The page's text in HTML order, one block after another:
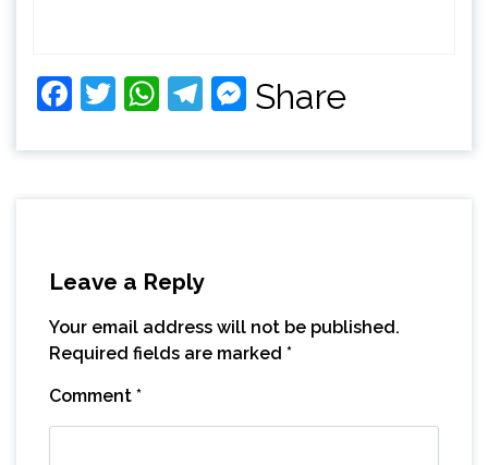
Facebook
Twitter
WhatsApp
Telegram
Messenger
Share
Leave a Reply
Your email address will not be published.
Required fields are marked *
Comment *